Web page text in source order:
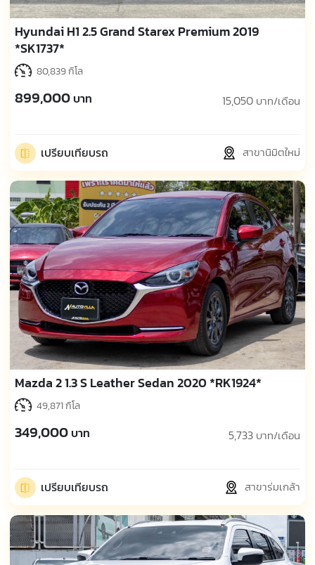
Hyundai H1 2.5 Grand Starex Premium 2019
*SK1737*
80,839 กิโล
899,000 บาท 15,050 บาท/เดือน
เปรียบเทียบรถ สาขานิมิตใหม่
Mazda 2 1.3 S Leather Sedan 2020 *RK1924*
49,871 กิโล
349,000 บาท 5,733 บาท/เดือน
เปรียบเทียบรถ สาขาร่มเกล้า